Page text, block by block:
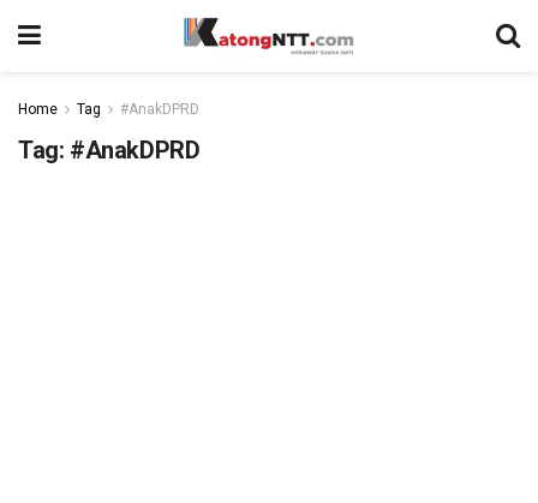
Home Tag #AnakDPRD
Tag: #AnakDPRD